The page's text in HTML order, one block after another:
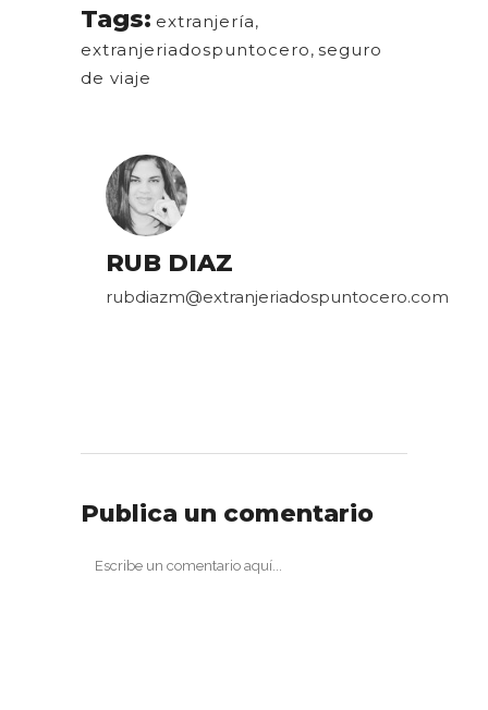
Tags: extranjería,
extranjeriadospuntocero, seguro
de viaje
RUB DIAZ
rubdiazm@extranjeriadospuntocero.com
Publica un comentario